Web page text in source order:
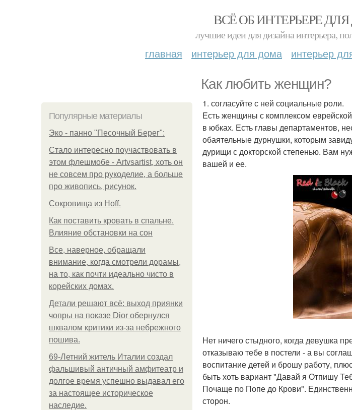
ВСЁ ОБ ИНТЕРЬЕРЕ
лучшие идеи для дизайна интерьера,
главная интерьер для дома интерьер
Как любить женщин?
Популярные материалы
Эко - панно "Песочный Берег":
Стало интересно поучаствовать в
этом флешмобе - Artvsartist, хоть он
не совсем про рукоделие, а больше
про живопись, рисунок.
Сокровища из Hoff.
Как поставить кровать в спальне.
Влияние обстановки на сон
Все, наверное, обращали
внимание, когда смотрели дорамы,
на то, как почти идеально чисто в
корейских домах.
Детали решают всё: выход приянки
чопры на показе Dior обернулся
шквалом критики из-за небрежного
пошива.
69-Летний житель Италии создал
фальшивый античный амфитеатр и
долгое время успешно выдавал его
за настоящее историческое
наследие.
1. согласуйте с ней социальные роли.
Есть женщины с комплексом
в юбках. Есть главы департаментов,
обаятельные дурнушки, которым
дурищи с докторской степенью. Вам
вашей и ее.
Нет ничего стыдного, когда девушка
отказываю тебе в постели - а вы
воспитание детей и брошу работу,
быть хоть вариант "Давай я Отпишу
Почаще по Попе до Крови".
сторон.